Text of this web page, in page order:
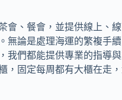
會、餐會，並提供線上、
無論是處理海運的繁複手
我們都能提供專業的指導
，固定每周都有大櫃在走